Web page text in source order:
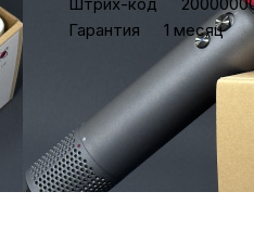
Гарантия
1 месяц